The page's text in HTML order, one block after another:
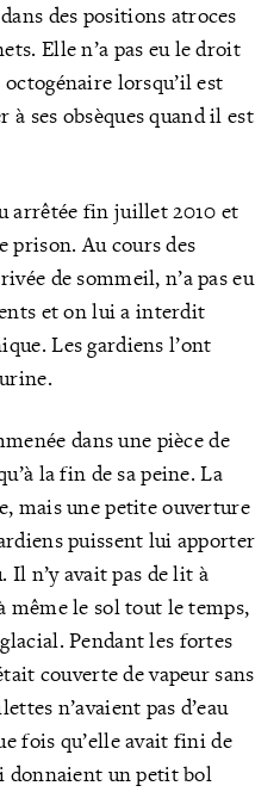
des positions atroces
Elle n’a pas eu le droit
lorsqu’il est
à ses obsèques quand il est
arrêtée fin juillet 2010 et
prison. Au cours des
de sommeil, n’a pas eu
et on lui a interdit
Les gardiens l’ont
dans une pièce de
la fin de sa peine. La
mais une petite ouverture
puissent lui apporter
Il n’y avait pas de lit à
même le sol tout le temps,
Pendant les fortes
couverte de vapeur sans
n’avaient pas d’eau
fois qu’elle avait fini de
donnaient un petit bol